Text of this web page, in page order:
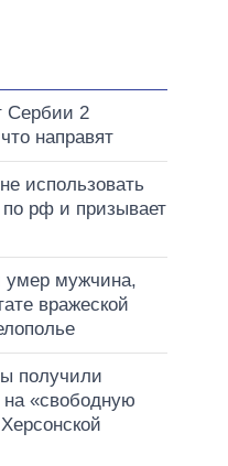
Сербии 2
направят
использовать
рф и призывает
умер мужчина,
вражеской
получили
на «свободную